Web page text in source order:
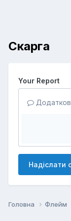
Скарга
Your Report
Надіслати
Головна Флейм